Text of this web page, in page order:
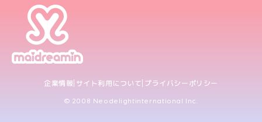
企業情報 サイト利用について プライバシーポリシー
© 2008 Neodelightinternational Inc.